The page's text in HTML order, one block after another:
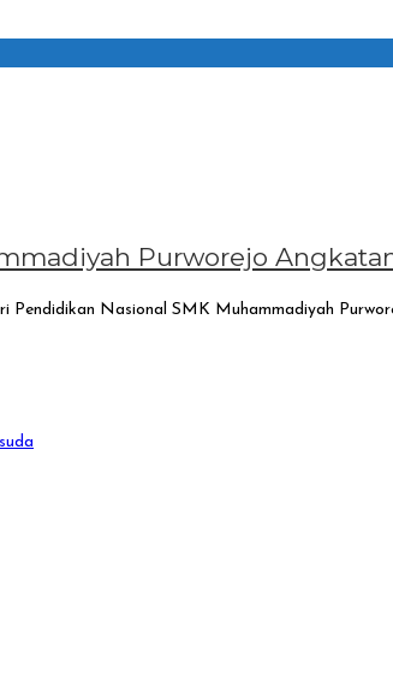
Purworejo
Nasional SMK Muhammadiyah